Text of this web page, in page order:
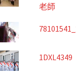
老師
1DXL4349